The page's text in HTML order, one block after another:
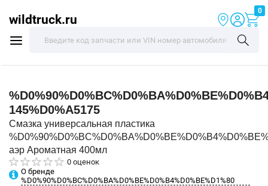
wildtruck.ru
0
145%D0%A5175
Смазка универсальная пластика
аэр Ароматная 400мл
0 оценок
О бренде
%D0%90%D0%BC%D0%BA%D0%BE%D0%B4%D0%BE%D1%80